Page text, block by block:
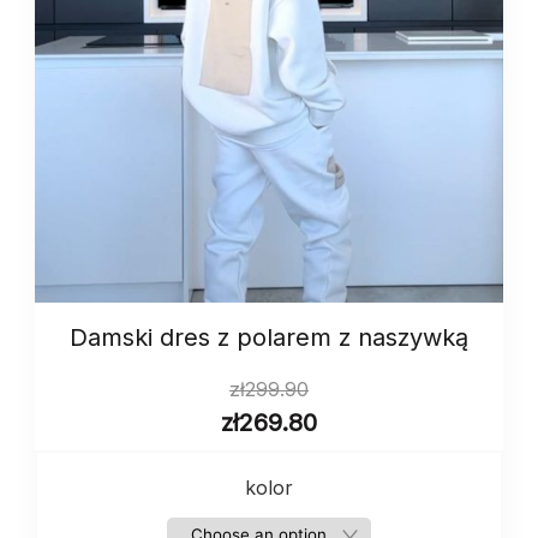
Damski dres z polarem z naszywką
zł299.90
zł269.80
kolor